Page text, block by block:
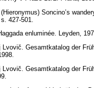
Soncino’s
427-501.
enluminée. Leyden,
Gesamtkatalog der
Gesamtkatalog der